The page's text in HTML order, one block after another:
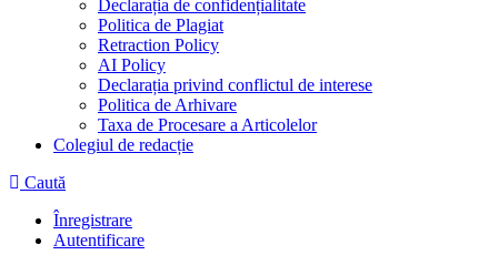
Declarația de confidențialitate
Politica de Plagiat
Retraction Policy
AI Policy
Declarația privind conflictul de interese
Politica de Arhivare
Taxa de Procesare a Articolelor
Colegiul de redacție
Caută
Înregistrare
Autentificare